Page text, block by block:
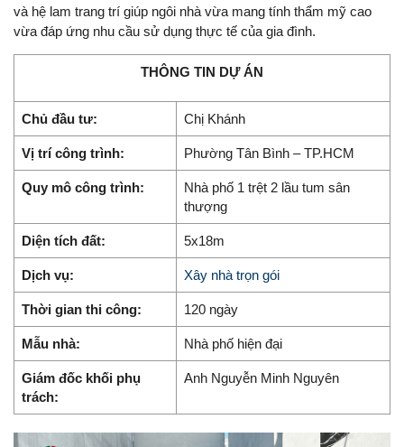
và hệ lam trang trí giúp ngôi nhà vừa mang tính thẩm mỹ cao
vừa đáp ứng nhu cầu sử dụng thực tế của gia đình.
THÔNG TIN DỰ ÁN
Chủ đầu tư: Chị Khánh
Vị trí công trình: Phường Tân Bình – TP.HCM
Quy mô công trình:
Nhà phố 1 trệt 2 lầu tum sân
thượng
Diện tích đất: 5x18m
Dịch vụ: Xây nhà trọn gói
Thời gian thi công: 120 ngày
Mẫu nhà: Nhà phố hiện đại
Giám đốc khối phụ
trách:
Anh Nguyễn Minh Nguyên